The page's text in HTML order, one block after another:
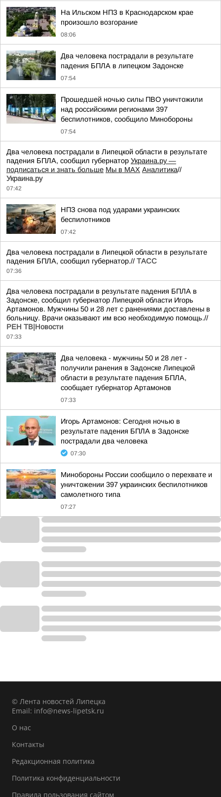
На Ильском НПЗ в Краснодарском крае
произошло возгорание
08:06
Два человека пострадали в результате
падения БПЛА в липецком Задонске
07:54
Прошедшей ночью силы ПВО уничтожили
над российскими регионами 397
беспилотников, сообщило Минобороны
07:54
Два человека пострадали в Липецкой области в результате
падения БПЛА, сообщил губернатор Украина.ру —
подписаться и знать больше Мы в MAX Аналитика//
Украина.ру
07:42
НПЗ снова под ударами украинских
беспилотников
07:42
Два человека пострадали в Липецкой области в результате
падения БПЛА, сообщил губернатор.// ТАСС
07:36
Два человека пострадали в результате падения БПЛА в
Задонске, сообщил губернатор Липецкой области Игорь
Артамонов. Мужчины 50 и 28 лет с ранениями доставлены в
больницу. Врачи оказывают им всю необходимую помощь.//
РЕН ТВ|Новости
07:33
Два человека - мужчины 50 и 28 лет -
получили ранения в Задонске Липецкой
области в результате падения БПЛА,
сообщает губернатор Артамонов
07:33
Игорь Артамонов: Сегодня ночью в
результате падения БПЛА в Задонске
пострадали два человека
07:30
Минобороны России сообщило о перехвате и
уничтожении 397 украинских беспилотников
самолетного типа
07:27
© Лента новостей Липецка
Email: info@news-lipetsk.ru
О нас
Контакты
Редакционная политика
Политика конфиденциальности
Правила пользования сайтом